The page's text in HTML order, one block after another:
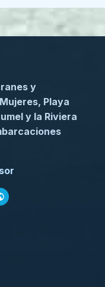
y
Playa
y la Riviera